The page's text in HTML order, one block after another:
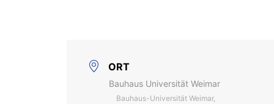
ORT
Bauhaus Universität Weimar
Bauhaus-Universität Weimar,